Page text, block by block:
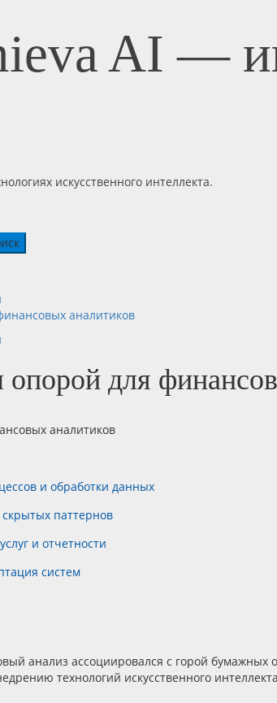
AI —
искусственного интеллекта.
аналитиков
для
и обработки данных
паттернов
и отчетности
систем
анализ ассоциировался с горой
технологий искусственного